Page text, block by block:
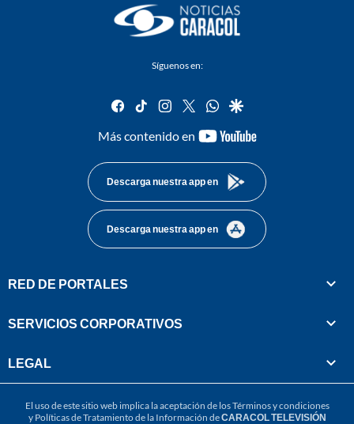
Síguenos en:
facebook
tiktok instagram
twitterwhatsapp
google
Más contenido en
youtube-
Descarga nuestra app en
Descarga nuestra app en
RED DE PORTALES
SERVICIOS CORPORATIVOS
LEGAL
El uso de este sitio web implica la aceptación de losTérminos y condiciones
y Políticas de Tratamiento de la Información deCARACOL TELEVISIÓN